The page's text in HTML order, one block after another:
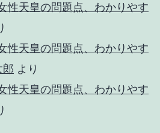
性天皇の問題点、わかりやす
性天皇の問題点、わかりやす
郎 より
性天皇の問題点、わかりやす